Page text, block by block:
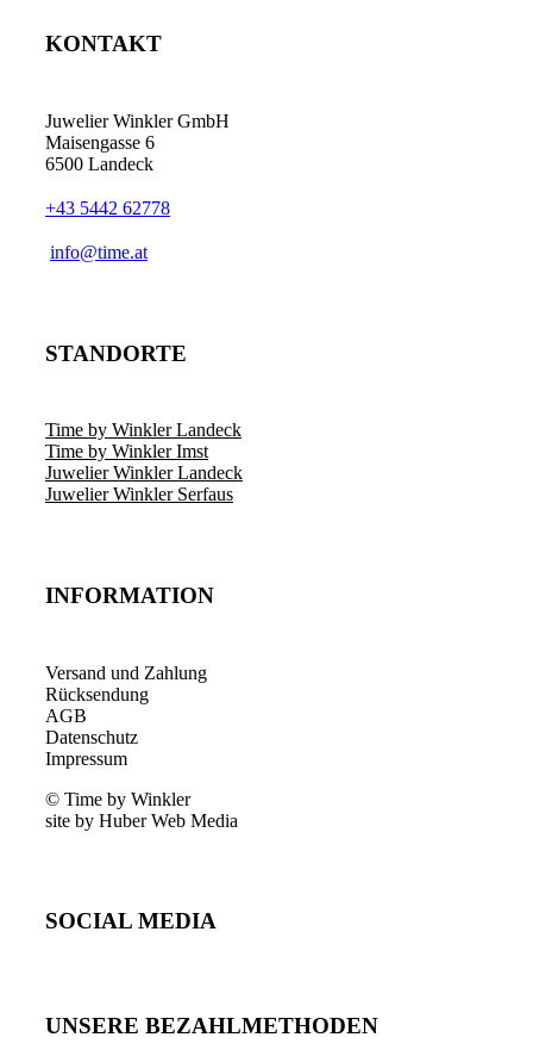
KONTAKT
Juwelier Winkler GmbH
Maisengasse 6
6500 Landeck
+43 5442 62778
info@time.at
STANDORTE
Time by Winkler Landeck
Time by Winkler Imst
Juwelier Winkler Landeck
Juwelier Winkler Serfaus
INFORMATION
Versand und Zahlung
Rücksendung
AGB
Datenschutz
Impressum
© Time by Winkler
site by Huber Web Media
SOCIAL MEDIA
UNSERE BEZAHLMETHODEN